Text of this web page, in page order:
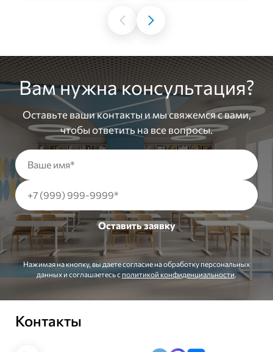
Вам нужна консультация?
Оставьте ваши контакты и мы свяжемся с вами,
чтобы ответить на все вопросы.
Нажимая на кнопку, вы даете согласие на обработку персональных
данных и соглашаетесь c политикой конфиденциальности
Контакты